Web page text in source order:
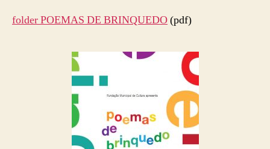
folder POEMAS DE BRINQUEDO(pdf)